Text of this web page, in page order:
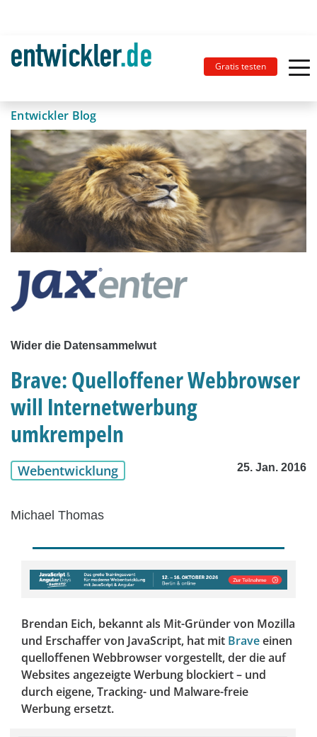
Gratis testen
Entwickler Blog
Wider die Datensammelwut
Brave: Quelloffener Webbrowser
will Internetwerbung
umkrempeln
Webentwicklung 25. Jan. 2016
Michael Thomas
Brendan Eich, bekannt als Mit-Gründer von Mozilla
und Erschaffer von JavaScript, hat mit Braveeinen
quelloffenen Webbrowser vorgestellt, der die auf
Websites angezeigte Werbung blockiert – und
durch eigene, Tracking- und Malware-freie
Werbung ersetzt.